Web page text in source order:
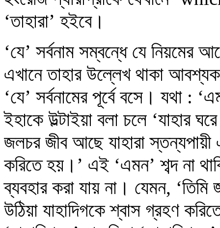
‘তাহারা’ হইবে।
‘যে’ সর্বনাম সম্বন্ধে যে নিয়মের
এখানে তাহার উল্লেখ থাকা
‘যে’ সর্বনামের পূর্বে বসে। যথা :
ইহাকে উল্টাইয়া বলা চলে ‘যাহার
জলচর জীব আছে যাহারা স্তন্যপায়ী
করিতে হয়।’ এই ‘এমন’ শব্দ না
ব্যবহার করা যায় না। যেমন,
উঠিয়া যাহাদিগকে শ্বাস গ্রহণ